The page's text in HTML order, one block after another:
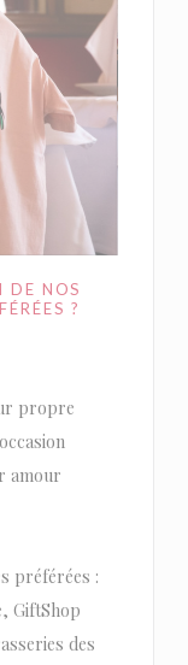
DE NOS
?
propre
amour
préférées :
GiftShop
des